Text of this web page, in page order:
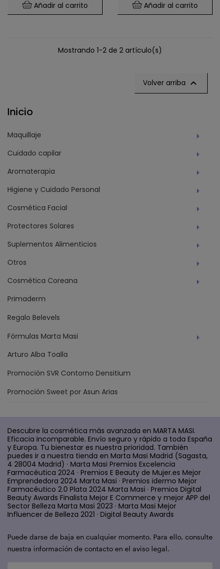
Inicio
Maquillaje
Cuidado capilar
Aromaterapia
Higiene y Cuidado Personal
Cosmética Facial
Protectores Solares
Suplementos Alimenticios
Otros
Cosmética Coreana
Primaderm
Regalo Belevels
Fórmulas Marta Masi
Arturo Alba Toalla
Promoción SVR Contorno Densitium
Promoción Sweet por Asun Arias
Añadir al carrito Añadir al carrito
Mostrando 1-2 de 2 artículo(s)
Volver arriba 
Descubre la cosmética más avanzada en MARTA MASI.
Eficacia incomparable. Envío seguro y rápido a toda España
y Europa. Tu bienestar es nuestra prioridad. También
puedes ir a nuestra tienda en Marta Masi Madrid (Sagasta,
4 28004 Madrid) · Marta Masi Premios Excelencia
Farmacéutica 2024 · Premios E Beauty de Mujer.es Mejor
Emprendedora 2024 Marta Masi · Premios idermo Mejor
Farmacéutico 2.0 Plata 2024 Marta Masi · Premios Digital
Beauty Awards Finalista Mejor E Commerce y mejor APP del
Sector Belleza Marta Masi 2023 · Marta Masi Mejor
Influencer de Belleza 2021 · Digital Beauty Awards
Puede darse de baja en cualquier momento. Para ello, consulte
nuestra información de contacto en el aviso legal.